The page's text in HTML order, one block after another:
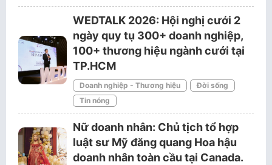
WEDTALK 2026: Hội nghị cưới 2
ngày quy tụ 300+ doanh nghiệp,
100+ thương hiệu ngành cưới tại
TP.HCM
Doanh nghiệp - Thương hiệu
Đời sống
Tin nóng
Nữ doanh nhân: Chủ tịch tổ hợp
luật sư Mỹ đăng quang Hoa hậu
doanh nhân toàn cầu tại Canada.